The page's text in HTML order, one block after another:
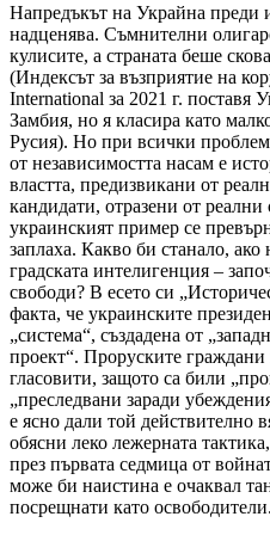
Напредъкът на Украйна преди
надценява. Съмнителни
кулисите, а страната беше
(Индексът за възприятие на
International за 2021 г. поставя
Замбия, но я класира като
Русия). Но при всички
от независимостта насам е
властта, предизвикани от
кандидати, отразени от
украинският пример се
заплаха. Какво би станало,
градската интелигенция –
свободи? В есето си
факта, че украинските
„система“, създадена от
проект“. Проруските
гласовити, защото са били
„преследвани заради
е ясно дали той действително
обясни леко лежерната
през първата седмица от
може би наистина е очаквал
посрещнати като освободители.